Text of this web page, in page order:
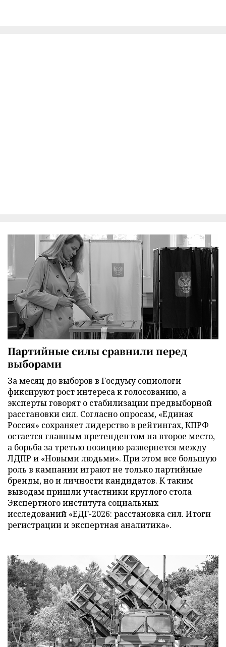
Партийные силы сравнили перед
выборами
За месяц до выборов в Госдуму социологи
фиксируют рост интереса к голосованию, а
эксперты говорят о стабилизации предвыборной
расстановки сил. Согласно опросам, «Единая
Россия» сохраняет лидерство в рейтингах, КПРФ
остается главным претендентом на второе место,
а борьба за третью позицию развернется между
ЛДПР и «Новыми людьми». При этом все большую
роль в кампании играют не только партийные
бренды, но и личности кандидатов. К таким
выводам пришли участники круглого стола
Экспертного института социальных
исследований «ЕДГ-2026: расстановка сил. Итоги
регистрации и экспертная аналитика».